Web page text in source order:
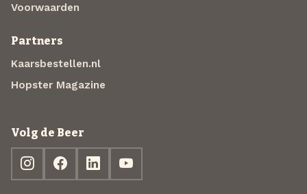
Voorwaarden
Partners
Kaarsbestellen.nl
Hopster Magazine
Volg de Beer